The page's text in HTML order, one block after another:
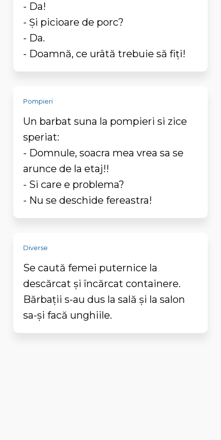
- Da!
- Şi picioare de porc?
- Da.
- Doamnă, ce urâtă trebuie să fiţi!
Pompieri
Un barbat suna la pompieri si zice
speriat:
- Domnule, soacra mea vrea sa se
arunce de la etaj!!
- Si care e problema?
- Nu se deschide fereastra!
Diverse
Se caută femei puternice la
descărcat și încărcat containere.
Bărbații s-au dus la sală și la salon
sa-și facă unghiile.